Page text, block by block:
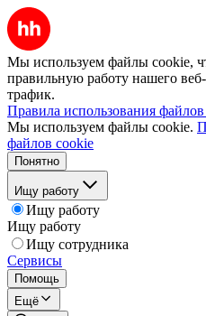
Мы используем файлы cookie,
правильную работу нашего
трафик.
Правила использования
Мы используем файлы cookie.
файлов cookie
Понятно
Ищу работу
Ищу работу
Ищу работу
Ищу сотрудника
Сервисы
Помощь
Ещё